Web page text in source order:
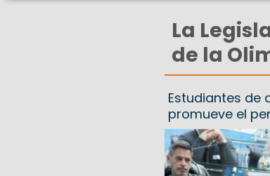
La
de la
Estudiantes de
promueve el